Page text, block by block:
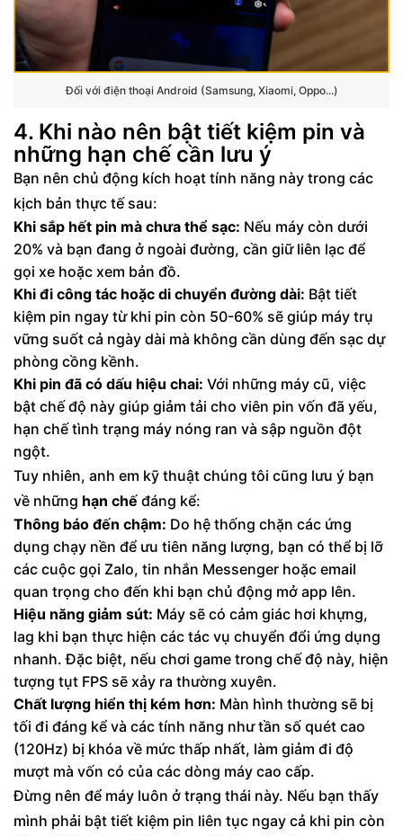
Đối với điện thoại Android (Samsung, Xiaomi, Oppo...)
4. Khi nào nên bật tiết kiệm pin và
những hạn chế cần lưu ý
Bạn nên chủ động kích hoạt tính năng này trong các
kịch bản thực tế sau:
Khi sắp hết pin mà chưa thể sạc: Nếu máy còn dưới
20% và bạn đang ở ngoài đường, cần giữ liên lạc để
gọi xe hoặc xem bản đồ.
Khi đi công tác hoặc di chuyển đường dài: Bật tiết
kiệm pin ngay từ khi pin còn 50-60% sẽ giúp máy trụ
vững suốt cả ngày dài mà không cần dùng đến sạc dự
phòng cồng kềnh.
Khi pin đã có dấu hiệu chai: Với những máy cũ, việc
bật chế độ này giúp giảm tải cho viên pin vốn đã yếu,
hạn chế tình trạng máy nóng ran và sập nguồn đột
ngột.
Tuy nhiên, anh em kỹ thuật chúng tôi cũng lưu ý bạn
về những hạn chế đáng kể:
Thông báo đến chậm: Do hệ thống chặn các ứng
dụng chạy nền để ưu tiên năng lượng, bạn có thể bị lỡ
các cuộc gọi Zalo, tin nhắn Messenger hoặc email
quan trọng cho đến khi bạn chủ động mở app lên.
Hiệu năng giảm sút: Máy sẽ có cảm giác hơi khựng,
lag khi bạn thực hiện các tác vụ chuyển đổi ứng dụng
nhanh. Đặc biệt, nếu chơi game trong chế độ này, hiện
tượng tụt FPS sẽ xảy ra thường xuyên.
Chất lượng hiển thị kém hơn: Màn hình thường sẽ bị
tối đi đáng kể và các tính năng như tần số quét cao
(120Hz) bị khóa về mức thấp nhất, làm giảm đi độ
mượt mà vốn có của các dòng máy cao cấp.
Đừng nên để máy luôn ở trạng thái này. Nếu bạn thấy
mình phải bật tiết kiệm pin liên tục ngay cả khi pin còn